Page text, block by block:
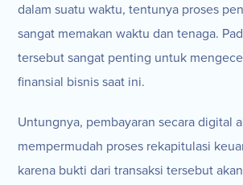
dalam suatu waktu, tentunya proses
sangat memakan waktu dan tenaga.
tersebut sangat penting untuk
finansial bisnis saat ini.
Untungnya, pembayaran secara digital
mempermudah proses rekapitulasi
karena bukti dari transaksi tersebut